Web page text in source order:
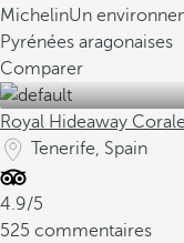
MichelinUn
Pyrénées aragonaises
Comparer
Royal Hideaway
Tenerife, Spain
4.9/5
525 commentaires